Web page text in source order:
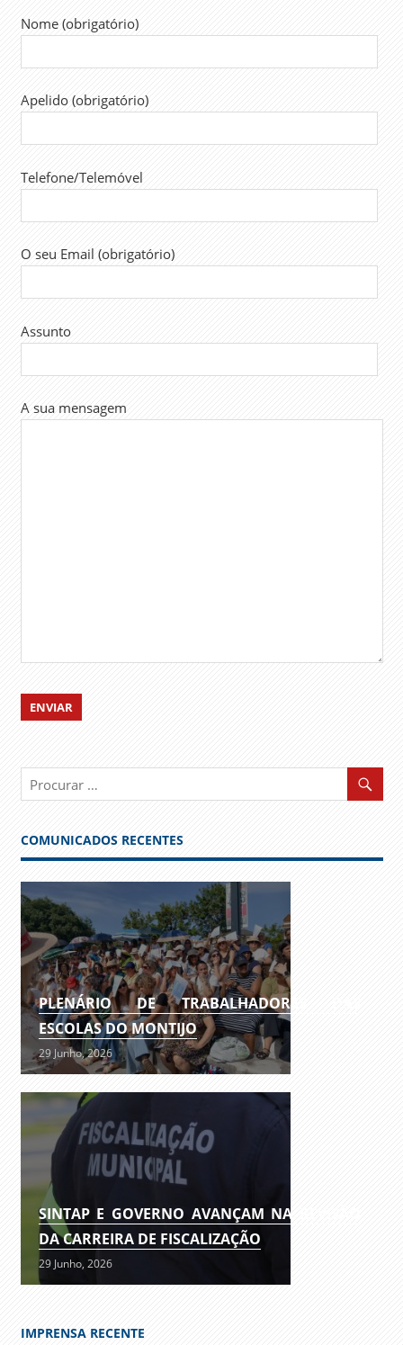
NEGOCIAÇÃO
COLETIVA
SALÁRIOS
SINTAP
Nome (obrigatório)
Apelido (obrigatório)
Telefone/Telemóvel
O seu Email (obrigatório)
Assunto
A sua mensagem
COMUNICADOS RECENTES
PLENÁRIO DE TRABALHADORES DAS
ESCOLAS DO MONTIJO
29 Junho, 2026
SINTAP E GOVERNO AVANÇAM NA REVISÃO
DA CARREIRA DE FISCALIZAÇÃO
29 Junho, 2026
IMPRENSA RECENTE